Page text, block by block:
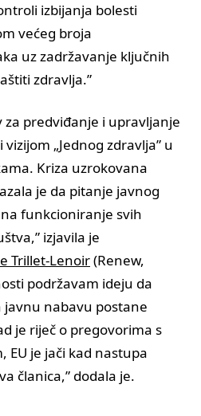
izbijanja bolesti
većeg broja
uz zadržavanje ključnih
zdravlja.”
za predviđanje i upravljanje
„Jednog zdravlja” u
Kriza uzrokovana
je da pitanje javnog
funkcioniranje svih
izjavila je
Trillet-Lenoir(Renew,
podržavam ideju da
javnu nabavu postane
je riječ o pregovorima s
je jači kad nastupa
članica,” dodala je.